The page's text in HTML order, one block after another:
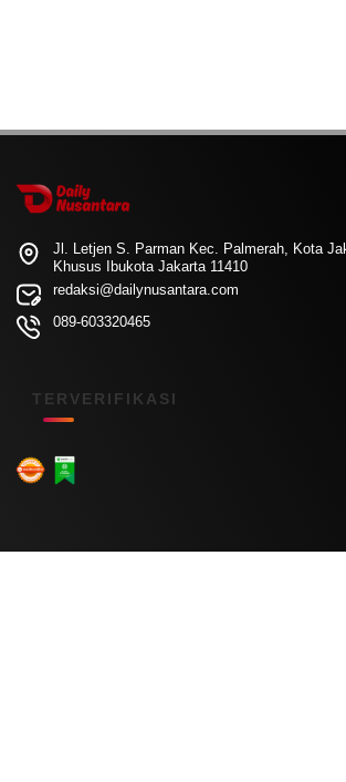
Jl. Letjen S. Parman Kec. Palmerah, Kota
Khusus Ibukota Jakarta 11410
redaksi@dailynusantara.com
089-603320465
TERVERIFIKASI